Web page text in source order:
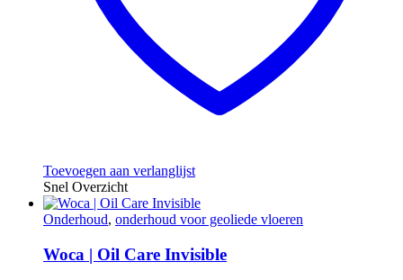
Toevoegen aan verlanglijst
Snel Overzicht
Onderhoud, onderhoud voor geoliede vloeren
Woca | Oil Care Invisible